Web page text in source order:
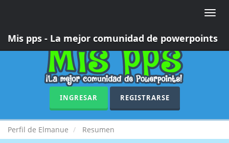
Toggle
Mis pps - La mejor comunidad de powerpoints
INGRESAR REGISTRARSE
Perfil de Elmanue Resumen